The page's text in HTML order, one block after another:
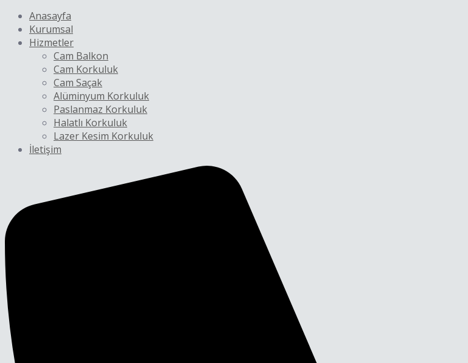
Anasayfa
Kurumsal
Hizmetler
Cam Balkon
Cam Korkuluk
Cam Saçak
Alüminyum Korkuluk
Paslanmaz Korkuluk
Halatlı Korkuluk
Lazer Kesim Korkuluk
İletişim